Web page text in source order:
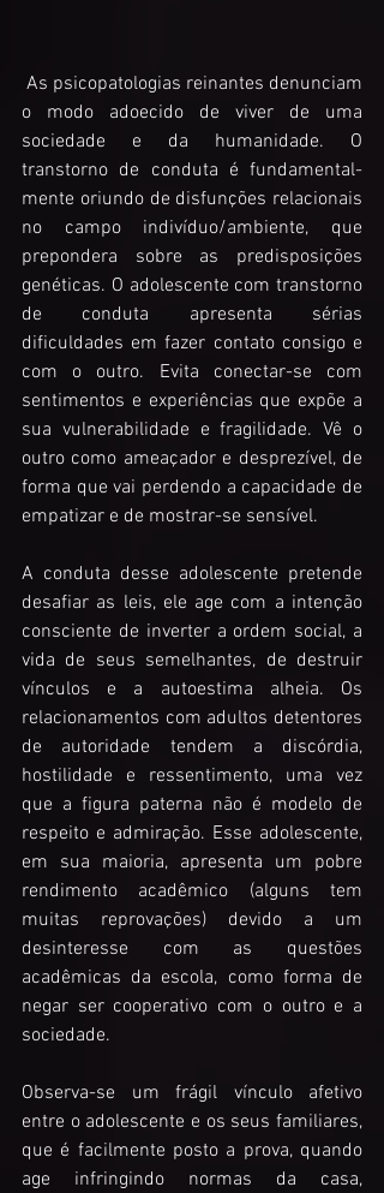
o modo adoecido de viver de uma
sociedade e da humanidade. O
transtorno de conduta é fundamental-
mente oriundo de disfunções relacionais
no campo indivíduo/ambiente, que
prepondera sobre as predisposições
genéticas. O adolescente com transtorno
de conduta apresenta sérias
dificuldades em fazer contato consigo e
com o outro. Evita conectar-se com
sentimentos e experiências que expõe a
sua vulnerabilidade e fragilidade. Vê o
outro como ameaçador e desprezível, de
forma que vai perdendo a capacidade de
empatizar e de mostrar-se sensível.
A conduta desse adolescente pretende
desafiar as leis, ele age com a intenção
consciente de inverter a ordem social, a
vida de seus semelhantes, de destruir
vínculos e a autoestima alheia. Os
relacionamentos com adultos detentores
de autoridade tendem a discórdia,
hostilidade e ressentimento, uma vez
que a figura paterna não é modelo de
respeito e admiração. Esse adolescente,
em sua maioria, apresenta um pobre
rendimento acadêmico (alguns tem
muitas reprovações) devido a um
desinteresse com as questões
acadêmicas da escola, como forma de
negar ser cooperativo com o outro e a
sociedade.
Observa-se um frágil vínculo afetivo
entre o adolescente e os seus familiares,
que é facilmente posto a prova, quando
age infringindo normas da casa,